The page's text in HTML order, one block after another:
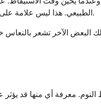
الطبيعي. هذا ليس علامة على وجود مشكلة خطيرة. إنه ببساطة يعني أن جسمك يستجيب للدواء بطريقة يمكن التنبؤ بها.
الآخر تشعر بالنعاس